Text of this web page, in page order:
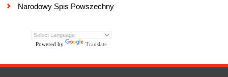
Narodowy Spis Powszechny
Powered by Translate